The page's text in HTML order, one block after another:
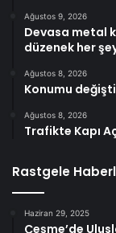
Ağustos 9, 2026
Devasa metal
düzenek her
Ağustos 8, 2026
Konumu
Ağustos 8, 2026
Trafikte Kapı
Rastgele
Haziran 29, 2025
Çeşme’de